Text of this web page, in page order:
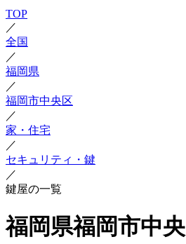
TOP
／
全国
／
福岡県
／
福岡市中央区
／
家・住宅
／
セキュリティ・鍵
／
鍵屋の一覧
福岡県福岡市中